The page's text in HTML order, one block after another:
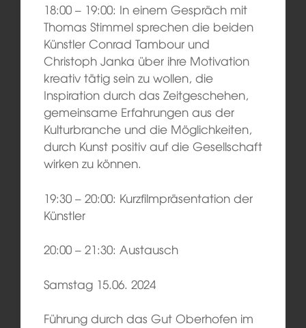
18:00 – 19:00: In einem Gespräch mit
Thomas Stimmel sprechen die beiden
Künstler Conrad Tambour und
Christoph Janka über ihre Motivation
kreativ tätig sein zu wollen, die
Inspiration durch das Zeitgeschehen,
gemeinsame Erfahrungen aus der
Kulturbranche und die Möglichkeiten,
durch Kunst positiv auf die Gesellschaft
wirken zu können.
19:30 – 20:00: Kurzfilmpräsentation der
Künstler
20:00 – 21:30: Austausch
Samstag 15.06. 2024
Führung durch das Gut Oberhofen im